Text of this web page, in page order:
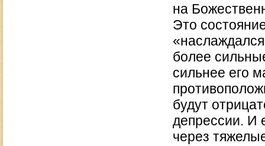
на
Это
более
сильнее его
будут
депрессии. И
через